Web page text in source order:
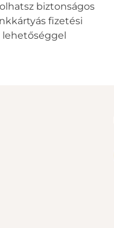
biztonságos
fizetési
lehetőséggel